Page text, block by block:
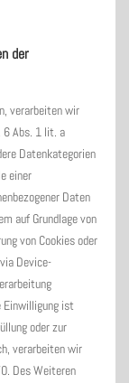
der
verarbeiten wir
6 Abs. 1 lit. a
Datenkategorien
einer
Daten
auf Grundlage von
von Cookies oder
Device-
Einwilligung ist
oder zur
verarbeiten wir
Des Weiteren